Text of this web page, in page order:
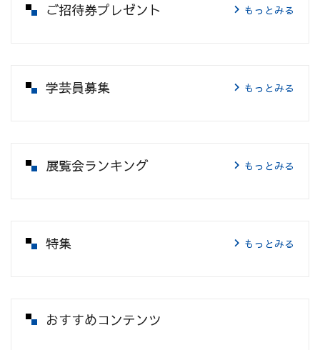
ご招待券プレゼント もっとみる
学芸員募集 もっとみる
展覧会ランキング もっとみる
特集 もっとみる
おすすめコンテンツ